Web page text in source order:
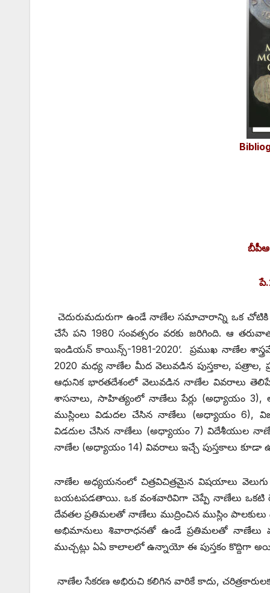
చెదురుమదురుగా ఉండే నాణేల సమాచారాన్ని ఒక చోటికి
చేసే పని 1980 సంవత్సరం వరకు జరిగింది. ఆ
ఇం‌డియన్‌ ‌కాయిన్స్-1981-2020’. ‌ప్రముఖ నాణేల
2020 మధ్య నాణేల మీద వెలువడిన పుస్తకాల,
ఆధునిక భారతదేశంలో వెలువడిన నాణేల వివరాలు
శాసనాలు, సాహిత్యంలో నాణేలు పేర్లు (అధ్యాయం
ముస్లింలు విడుదల చేసిన నాణేలు (అధ్యాయం 6),
విడదుల చేసిన నాణేలు (అధ్యాయం 7) విదేశీయుల
‌నాణేల (అధ్యాయం 14) వివరాలు ఇచ్చే పుస్తకాలు
నాణేల అధ్యయనంలో చిత్రవిచిత్రమైన విషయాలు వెలుగు
బయటపడతాయి. ఒక వంశవారివిగా చెప్పే నాణేలు ఒకటి
దేవతల ప్రతిమలతో నాణేలు ముద్రించిన ముస్లిం
అభిమానులు శివారాధనతో ఉండే ప్రతిమలతో నాణేలు
ముచ్చట్లు ఏఏ కాలాలలో ఉన్నాయో ఈ పుస్తకం కొద్దిగా
నాణేల సేకరణ అభిరుచి కలిగిన వారికే కాదు,